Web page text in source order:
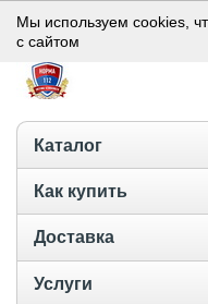
Каталог
Как купить
Доставка
Услуги
Мы используем cookies,
с сайтом